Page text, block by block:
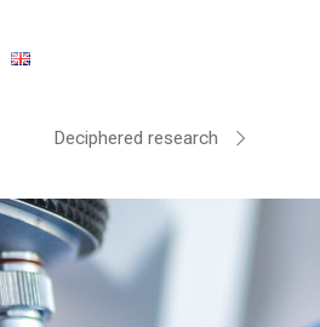
Deciphered research